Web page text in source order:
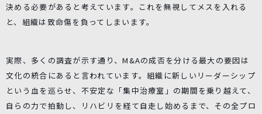
決める必要があると考えています。これを無視してメスを入れる
と、組織は致命傷を負ってしまいます。
実際、多くの調査が示す通り、M&Aの成否を分ける最大の要因は
文化の統合にあると言われています。組織に新しいリーダーシップ
という血を巡らせ、不安定な「集中治療室」の期間を乗り越えて、
自らの力で拍動し、リハビリを経て自走し始めるまで、その全プロ